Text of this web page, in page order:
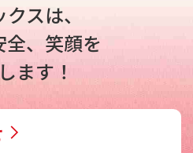
スは、
全、笑顔を
ます！